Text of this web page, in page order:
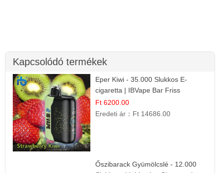
Kapcsolódó termékek
Eper Kiwi - 35.000 Slukkos E-
cigaretta | IBVape Bar Friss
Gyümölcs Ízek
Ft 6200.00
Eredeti ár： Ft 14686.00
Őszibarack Gyümölcslé - 12.000